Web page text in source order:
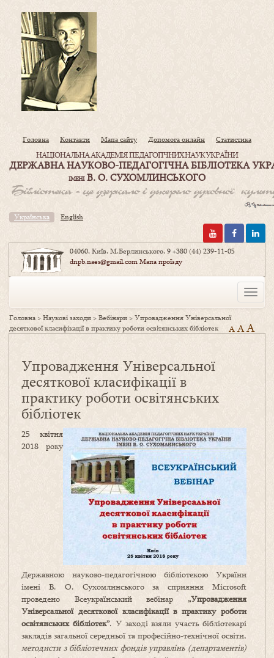
Головна Контакти Мапа сайту Допомога онлайн Статистика
НАЦІОНАЛЬНА АКАДЕМІЯ ПЕДАГОГІЧНИХ НАУК УКРАЇНИ
ДЕРЖАВНА НАУКОВО-ПЕДАГОГІЧНА БІБЛІОТЕКА
ІМЕНІВ. О. СУХОМЛИНСЬКОГО
Українська English
04060, Київ, М.Берлинського, 9+380 (44) 239-11-05
dnpb.naes@gmail.comМапа проїзду
Toggle
Головна >Наукові заходи >Вебінари >Упровадження Універсальної
десяткової класифікації в практику роботи освітянських бібліотек
A AA
Упровадження Універсальної
десяткової класифікації в
практику роботи освітянських
бібліотек
25 квітня
2018 року
Державною науково-педагогічною бібліотекою України
імені В. О. Сухомлинського за сприяння Microsoft
проведено Всеукраїнський вебінар „Упровадження
Універсальної десяткової класифікації в практику роботи
освітянських бібліотек”. У заході взяли участь бібліотекарі
закладів загальної середньої та професійно-технічної освіти,
методисти з бібліотечних фондів управлінь (департаментів)